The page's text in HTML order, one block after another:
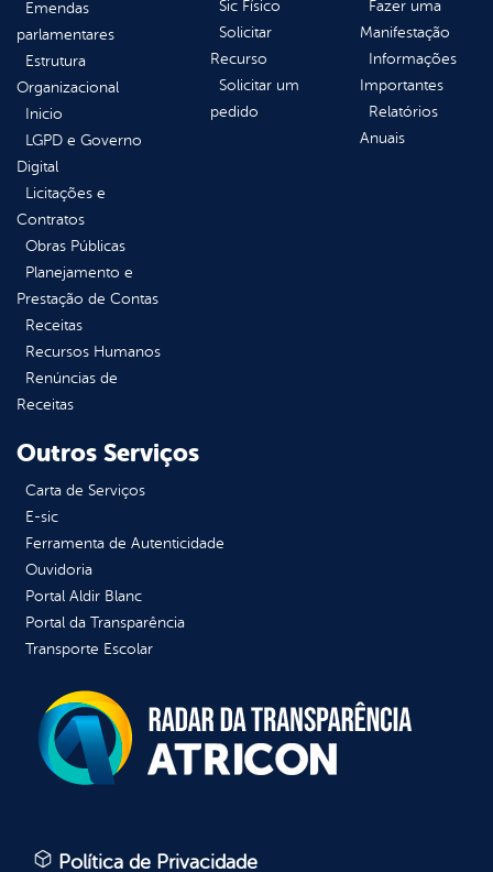
Emendas
parlamentares
Estrutura
Organizacional
Inicio
LGPD e Governo
Digital
Licitações e
Contratos
Obras Públicas
Planejamento e
Prestação de Contas
Receitas
Recursos Humanos
Renúncias de
Receitas
Sic Físico
Solicitar
Recurso
Solicitar um
pedido
Fazer uma
Manifestação
Informações
Importantes
Relatórios
Anuais
Outros Serviços
Carta de Serviços
E-sic
Ferramenta de Autenticidade
Ouvidoria
Portal Aldir Blanc
Portal da Transparência
Transporte Escolar
Política de Privacidade